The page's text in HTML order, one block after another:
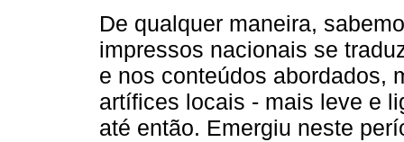
De qualquer maneira,
impressos nacionais se
e nos conteúdos abordados,
artífices locais - mais leve e
até então. Emergiu neste